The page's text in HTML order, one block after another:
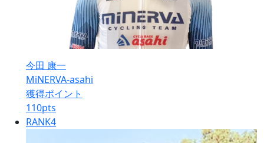
今田 康一
MiNERVA-asahi
獲得ポイント
110pts
RANK4